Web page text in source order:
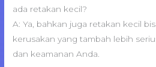
ada retakan kecil?
A: Ya, bahkan juga retakan kecil
kerusakan yang tambah lebih
dan keamanan Anda.